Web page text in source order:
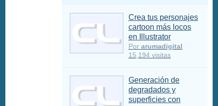
Crea tus personajes
cartoon más locos
en Illustrator
Por arumadigital
15,194 visitas
Generación de
degradados y
superficies con